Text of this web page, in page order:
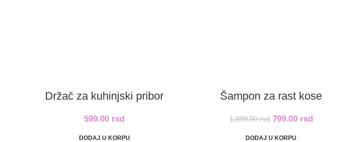
Držač za kuhinjski pribor
599.00 rsd
DODAJ U KORPU
Šampon za rast kose
1,899.00rsd 799.00 rsd
DODAJ U KORPU